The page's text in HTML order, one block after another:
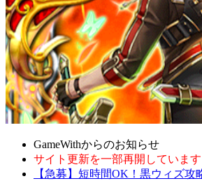
GameWithからのお知らせ
サイト更新を一部再開しています
【急募】短時間OK！黒ウィズ攻